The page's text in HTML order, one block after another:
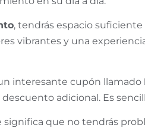
, tendrás espacio
vibrantes y una
interesante cupón llamado
adicional. Es
significa que no tendrás